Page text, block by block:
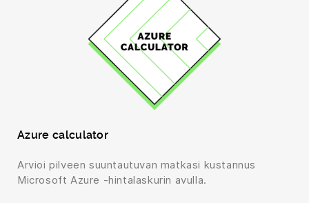
Azure calculator
Arvioi pilveen suuntautuvan matkasi kustannus
Microsoft Azure -hintalaskurin avulla.